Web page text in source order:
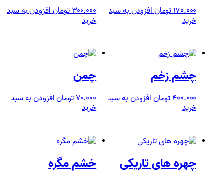
۱۷۰.۰۰۰ تومان افزودن به سبد
خرید
۳۰۰.۰۰۰ تومان افزودن به سبد
خرید
چشم زخم
۴۰۰.۰۰۰ تومان افزودن به سبد
خرید
چمن
۷۰.۰۰۰ تومان افزودن به سبد
خرید
چهره های تاریکی خشم مگره